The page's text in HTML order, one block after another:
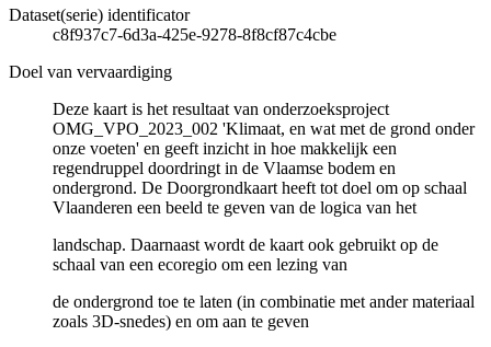
Dataset(serie) identificator
c8f937c7-6d3a-425e-9278-8f8cf87c4cbe
Doel van vervaardiging
Deze kaart is het resultaat van onderzoeksproject
OMG_VPO_2023_002 'Klimaat, en wat met de grond onder
onze voeten' en geeft inzicht in hoe makkelijk een
regendruppel doordringt in de Vlaamse bodem en
ondergrond. De Doorgrondkaart heeft tot doel om op schaal
Vlaanderen een beeld te geven van de logica van het
landschap. Daarnaast wordt de kaart ook gebruikt op de
schaal van een ecoregio om een lezing van
de ondergrond toe te laten (in combinatie met ander materiaal
zoals 3D-snedes) en om aan te geven